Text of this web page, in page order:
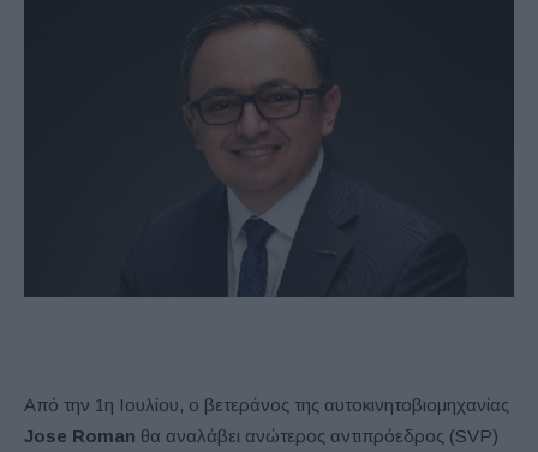
Από την 1η Ιουλίου, ο βετεράνος της αυτοκινητοβιομηχανίας
Jose Roman θα αναλάβει ανώτερος αντιπρόεδρος (SVP)